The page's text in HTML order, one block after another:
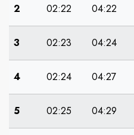
2 02:22 04:22
3 02:23 04:24
4 02:24 04:27
5 02:25 04:29